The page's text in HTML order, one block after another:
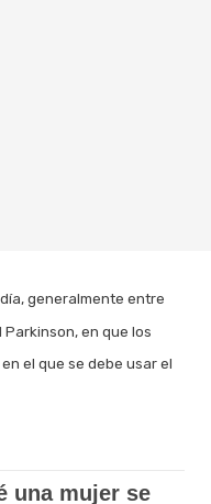
generalmente entre
en que los
el que se debe usar el